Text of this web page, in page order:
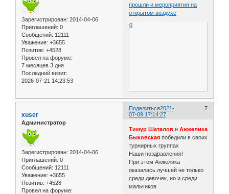
Зарегистрирован: 2014-04-06
Приглашений: 0
Сообщений: 12111
Уважение: +3655
Позитив: +4528
Провел на форуме:
7 месяцев 3 дня
Последний визит:
2026-07-21 14:23:53
прошли и мероприятия на
открытом воздухе
0
Поделиться 7
2021-
07-09 17:14:27
xuser
Администратор
Зарегистрирован: 2014-04-06
Приглашений: 0
Сообщений: 12111
Уважение: +3655
Позитив: +4528
Провел на форуме:
Тимур Шаталов иАнжелика
Быковская победили в своих
турнирных группах
Наши поздравления!
При этом Анжелика
оказалась лучшей не только
среди девочек, но и среди
мальчиков